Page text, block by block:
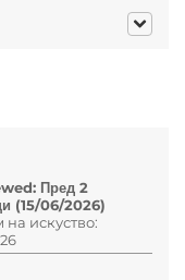
Пред 2
(15/06/2026)
на искуство: